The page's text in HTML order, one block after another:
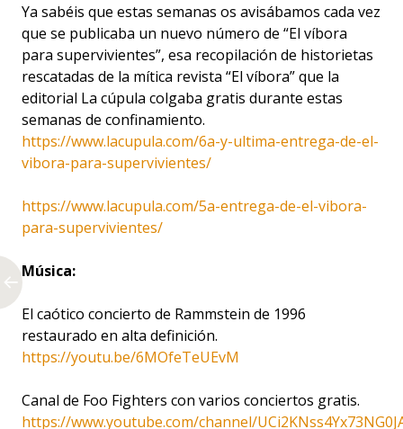
Ya sabéis que estas semanas os avisábamos cada vez
que se publicaba un nuevo número de “El víbora
para supervivientes”, esa recopilación de historietas
rescatadas de la mítica revista “El víbora” que la
editorial La cúpula colgaba gratis durante estas
semanas de confinamiento.
https://www.lacupula.com/6a-y-ultima-entrega-de-el-
vibora-para-supervivientes/
https://www.lacupula.com/5a-entrega-de-el-vibora-
para-supervivientes/
Música:
El caótico concierto de Rammstein de 1996
restaurado en alta definición.
https://youtu.be/6MOfeTeUEvM
Canal de Foo Fighters con varios conciertos gratis.
https://www.youtube.com/channel/